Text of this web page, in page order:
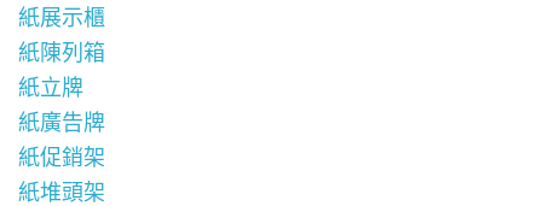
紙展示櫃
紙陳列箱
紙立牌
紙廣告牌
紙促銷架
紙堆頭架